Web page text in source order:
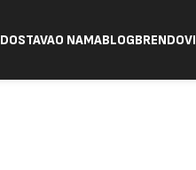
DOSTAVAO NAMABLOGBRENDOVI